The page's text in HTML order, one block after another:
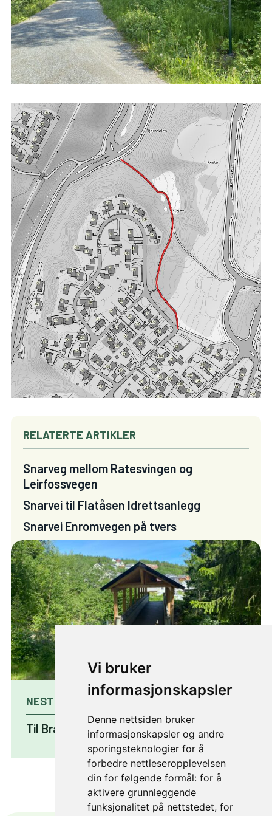
Vi bruker
informasjonskapsler
Denne nettsiden bruker
informasjonskapsler og andre
sporingsteknologier for å
forbedre nettleseropplevelsen
din for følgende formål: for å
aktivere grunnleggende
funksjonalitet på nettstedet, for
RELATERTE ARTIKLER
Snarveg mellom Ratesvingen og
Leirfossvegen
Snarvei til Flatåsen Idrettsanlegg
Snarvei Enromvegen på tvers
NESTE PROSJEKT
Til Bratsberg skole